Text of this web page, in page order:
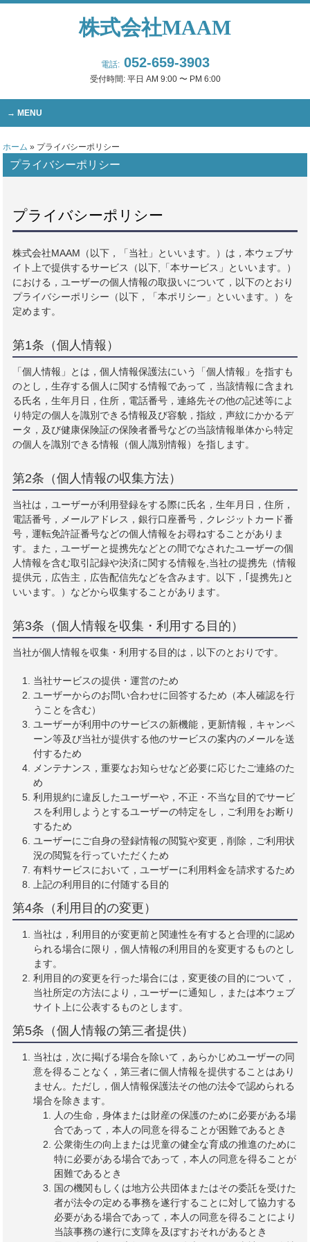
株式会社MAAM
電話:052-659-3903
受付時間: 平日 AM 9:00 〜 PM 6:00
MENU
ホーム » プライバシーポリシー
プライバシーポリシー
プライバシーポリシー
株式会社MAAM（以下，「当社」といいます。）は，本ウェブサ
イト上で提供するサービス（以下,「本サービス」といいます。）
における，ユーザーの個人情報の取扱いについて，以下のとおり
プライバシーポリシー（以下，「本ポリシー」といいます。）を
定めます。
第1条（個人情報）
「個人情報」とは，個人情報保護法にいう「個人情報」を指すも
のとし，生存する個人に関する情報であって，当該情報に含まれ
る氏名，生年月日，住所，電話番号，連絡先その他の記述等によ
り特定の個人を識別できる情報及び容貌，指紋，声紋にかかるデ
ータ，及び健康保険証の保険者番号などの当該情報単体から特定
の個人を識別できる情報（個人識別情報）を指します。
第2条（個人情報の収集方法）
当社は，ユーザーが利用登録をする際に氏名，生年月日，住所，
電話番号，メールアドレス，銀行口座番号，クレジットカード番
号，運転免許証番号などの個人情報をお尋ねすることがありま
す。また，ユーザーと提携先などとの間でなされたユーザーの個
人情報を含む取引記録や決済に関する情報を,当社の提携先（情報
提供元，広告主，広告配信先などを含みます。以下，｢提携先｣と
いいます。）などから収集することがあります。
第3条（個人情報を収集・利用する目的）
当社が個人情報を収集・利用する目的は，以下のとおりです。
当社サービスの提供・運営のため
ユーザーからのお問い合わせに回答するため（本人確認を行
うことを含む）
ユーザーが利用中のサービスの新機能，更新情報，キャンペ
ーン等及び当社が提供する他のサービスの案内のメールを送
付するため
メンテナンス，重要なお知らせなど必要に応じたご連絡のた
め
利用規約に違反したユーザーや，不正・不当な目的でサービ
スを利用しようとするユーザーの特定をし，ご利用をお断り
するため
ユーザーにご自身の登録情報の閲覧や変更，削除，ご利用状
況の閲覧を行っていただくため
有料サービスにおいて，ユーザーに利用料金を請求するため
上記の利用目的に付随する目的
第4条（利用目的の変更）
当社は，利用目的が変更前と関連性を有すると合理的に認め
られる場合に限り，個人情報の利用目的を変更するものとし
ます。
利用目的の変更を行った場合には，変更後の目的について，
当社所定の方法により，ユーザーに通知し，または本ウェブ
サイト上に公表するものとします。
第5条（個人情報の第三者提供）
当社は，次に掲げる場合を除いて，あらかじめユーザーの同
意を得ることなく，第三者に個人情報を提供することはあり
ません。ただし，個人情報保護法その他の法令で認められる
場合を除きます。
人の生命，身体または財産の保護のために必要がある場
合であって，本人の同意を得ることが困難であるとき
公衆衛生の向上または児童の健全な育成の推進のために
特に必要がある場合であって，本人の同意を得ることが
困難であるとき
国の機関もしくは地方公共団体またはその委託を受けた
者が法令の定める事務を遂行することに対して協力する
必要がある場合であって，本人の同意を得ることにより
当該事務の遂行に支障を及ぼすおそれがあるとき